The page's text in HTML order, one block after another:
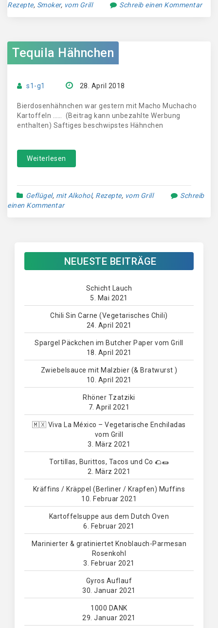
Rezepte, Smoker, vom Grill Schreib einen Kommentar
Tequila Hähnchen
s1-g1 28. April 2018
Bierdosenhähnchen war gestern mit Macho Muchacho
Kartoffeln …… (Beitrag kann unbezahlte Werbung
enthalten) Saftiges beschwipstes Hähnchen
Weiterlesen
Geflügel, mit Alkohol, Rezepte, vom Grill
Schreib
einen Kommentar
NEUESTE BEITRÄGE
Schicht Lauch
5. Mai 2021
Chili Sin Carne (Vegetarisches Chili)
24. April 2021
Spargel Päckchen im Butcher Paper vom Grill
18. April 2021
Zwiebelsauce mit Malzbier (& Bratwurst )
10. April 2021
Rhöner Tzatziki
7. April 2021
🇲🇽 Viva La México – Vegetarische Enchiladas
vom Grill
3. März 2021
Tortillas, Burittos, Tacos und Co 🌮🌯
2. März 2021
Kräffins / Kräppel (Berliner / Krapfen) Muffins
10. Februar 2021
Kartoffelsuppe aus dem Dutch Oven
6. Februar 2021
Marinierter & gratiniertet Knoblauch-Parmesan
Rosenkohl
3. Februar 2021
Gyros Auflauf
30. Januar 2021
1000 DANK
29. Januar 2021